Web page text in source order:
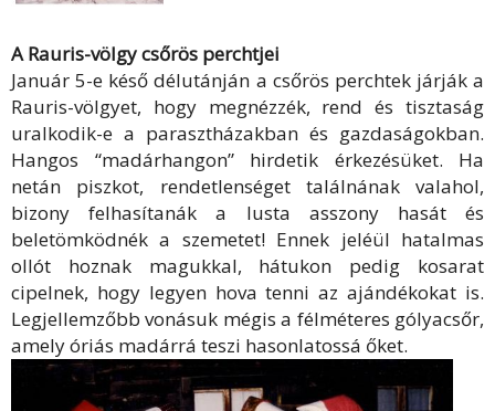
A Rauris-völgy csőrös perchtjei
Január 5-e késő délutánján a csőrös perchtek járják a
Rauris-völgyet, hogy megnézzék, rend és tisztaság
uralkodik-e a parasztházakban és gazdaságokban.
Hangos “madárhangon” hirdetik érkezésüket. Ha
netán piszkot, rendetlenséget találnának valahol,
bizony felhasítanák a lusta asszony hasát és
beletömködnék a szemetet! Ennek jeléül hatalmas
ollót hoznak magukkal, hátukon pedig kosarat
cipelnek, hogy legyen hova tenni az ajándékokat is.
Legjellemzőbb vonásuk mégis a félméteres gólyacsőr,
amely óriás madárrá teszi hasonlatossá őket.